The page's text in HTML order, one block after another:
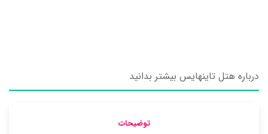
درباره هتل تاینهایس بیشتر بدانید
توضیحات